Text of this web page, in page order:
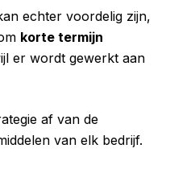
echter voordelig zijn,
korte termijn
er wordt gewerkt aan
af van de
van elk bedrijf.